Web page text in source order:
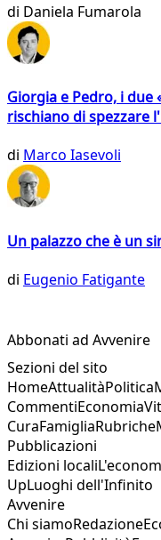
di Daniela Fumarola
Giorgia e Pedro, i
rischiano di spezzare
di Marco Iasevoli
Un palazzo che è un
di Eugenio Fatigante
Abbonati ad Avvenire
Sezioni del sito
HomeAttualitàPolitica
CommentiEconomia
CuraFamigliaRubriche
Pubblicazioni
Edizioni locali
UpLuoghi dell'Infinito
Avvenire
Chi siamoRedazione